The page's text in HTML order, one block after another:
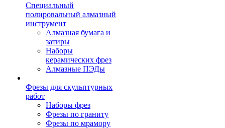
Специальный
полировальный алмазный
инструмент
Алмазная бумага и
затиры
Наборы
керамических фрез
Алмазные ПЭДы
Фрезы для скульптурных
работ
Наборы фрез
Фрезы по граниту
Фрезы по мрамору